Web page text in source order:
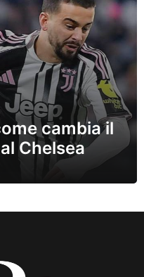
cambia il
Chelsea